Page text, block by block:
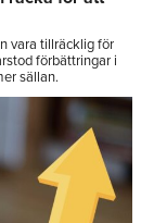
vara tillräcklig för
förbättringar i
sällan.